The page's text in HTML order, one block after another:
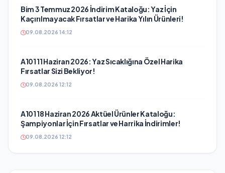
Bim 3 Temmuz 2026 İndirim Kataloğu: Yaz İçin
Kaçırılmayacak Fırsatlar ve Harika Yılın Ürünleri!
09.08.2026 14:12
A101 11 Haziran 2026: Yaz Sıcaklığına Özel Harika
Fırsatlar Sizi Bekliyor!
09.08.2026 12:12
A101 18 Haziran 2026 Aktüel Ürünler Kataloğu:
Şampiyonlar İçin Fırsatlar ve Harrika İndirimler!
09.08.2026 12:12